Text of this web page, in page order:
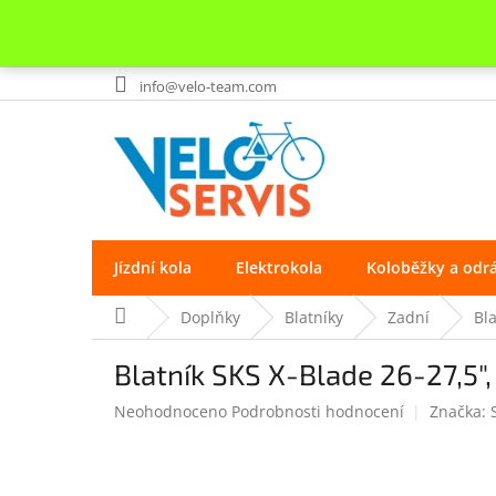
Přejít
na
info@velo-team.com
Jízdní kola Elektrokola Koloběžky a
Domů Doplňky Blatníky Zadní
Blatník SKS X-Blade 26-
Průměrné
Neohodnoceno Podrobnosti hodnocení Značka: